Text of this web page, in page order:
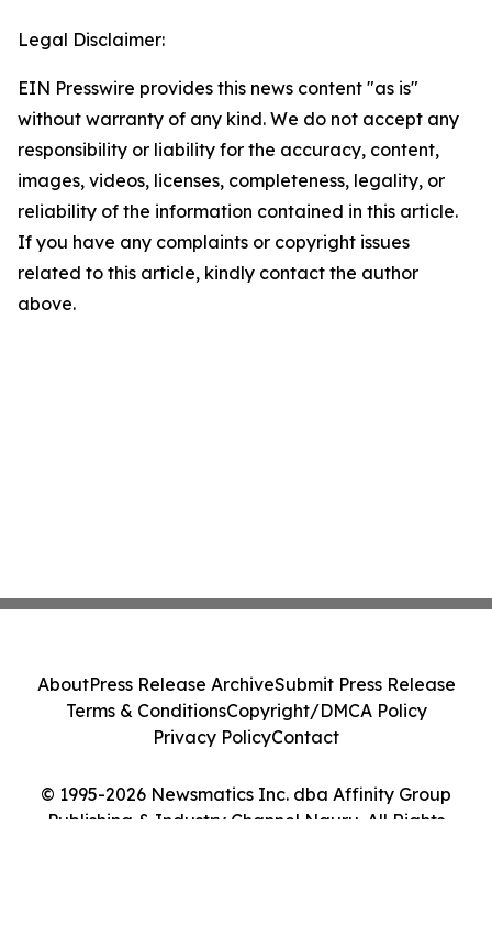
Legal Disclaimer:
EIN Presswire provides this news content "as is"
without warranty of any kind. We do not accept any
responsibility or liability for the accuracy, content,
images, videos, licenses, completeness, legality, or
reliability of the information contained in this article.
If you have any complaints or copyright issues
related to this article, kindly contact the author
above.
© 1995-2026 Newsmatics Inc. dba Affinity Group
Publishing & Industry Channel Nauru. All Rights
AboutPress Release ArchiveSubmit Press Release
Terms & ConditionsCopyright/DMCA Policy
Privacy PolicyContact